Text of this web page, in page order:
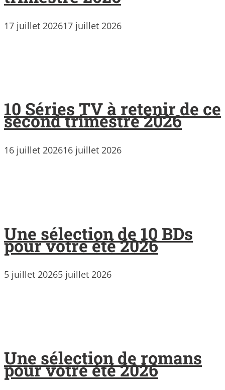
17 juillet 202617 juillet 2026
10 Séries TV à retenir de ce
second trimestre 2026
16 juillet 202616 juillet 2026
Une sélection de 10 BDs
pour votre été 2026
5 juillet 20265 juillet 2026
Une sélection de romans
pour votre été 2026